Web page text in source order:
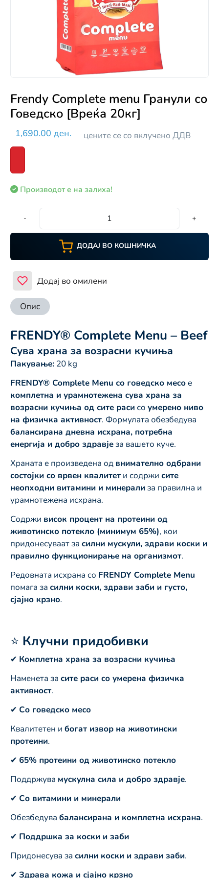
Frendy Complete menu Гранули со
Говедско [Вреќа 20кг]
1,690.00 ден. цените се со вклучено ДДВ
Производот е на залиха!
- +
ДОДАЈ ВО КОШНИЧКА
Додај во омилени
Опис
FRENDY® Complete Menu – Beef
Сува храна за возрасни кучиња
Пакување: 20 kg
FRENDY® Complete Menu со говедско месое
комплетна и урамнотежена сува храна за
возрасни кучиња од сите раси со умерено ниво
на физичка активност. Формулата обезбедува
балансирана дневна исхрана, потребна
енергија и добро здравјеза вашето куче.
Храната е произведена од внимателно одбрани
состојки со врвен квалитет и содржи сите
неопходни витамини и минерали за правилна и
урамнотежена исхрана.
Содржи висок процент на протеини од
животинско потекло (минимум 65%), кои
придонесуваат за силни мускули, здрави коски и
правилно функционирање на организмот.
Редовната исхрана со FRENDY Complete Menu
помага за силни коски, здрави заби и густо,
сјајно крзно.
⭐ Клучни придобивки
✔ Комплетна храна за возрасни кучиња
Наменета за сите раси со умерена физичка
активност.
✔ Со говедско месо
Квалитетен и богат извор на животински
протеини.
✔ 65% протеини од животинско потекло
Поддржува мускулна сила и добро здравје.
✔ Со витамини и минерали
Обезбедува балансирана и комплетна исхрана.
✔ Поддршка за коски и заби
Придонесува за силни коски и здрави заби.
✔ Здрава кожа и сјајно крзно